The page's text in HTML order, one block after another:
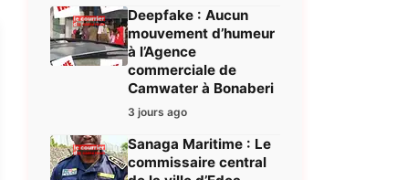
Deepfake : Aucun
mouvement d’humeur
à l’Agence
commerciale de
Camwater à Bonaberi
3 jours ago
Sanaga Maritime : Le
commissaire central